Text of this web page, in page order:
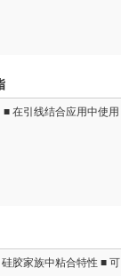
在引线结合应用中使
胶家族中粘合特性 ■